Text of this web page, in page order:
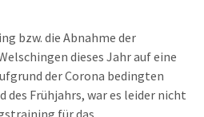
bzw. die Abnahme der
dieses Jahr auf eine
der Corona bedingten
des Frühjahrs, war es leider nicht
für das